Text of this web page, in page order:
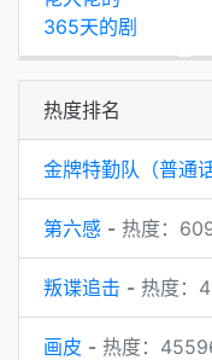
365天的剧
热度排名
金牌特勤队（普通话
第六感 - 热度：
叛谍追击 - 热度：
画皮 - 热度：